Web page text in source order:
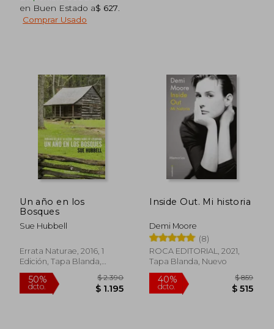
45%
dcto.
$ 1.762
$ 969
en Buen Estado a$ 627
Comprar Usado
15%
dcto.
Un año en los
Bosques
Sue Hubbell
Errata Naturae, 2016, 1
Edición, Tapa Blanda,
Nuevo
Inside Out. Mi historia
Demi Moore
(8)
ROCA EDITORIAL, 2021,
Tapa Blanda, Nuevo